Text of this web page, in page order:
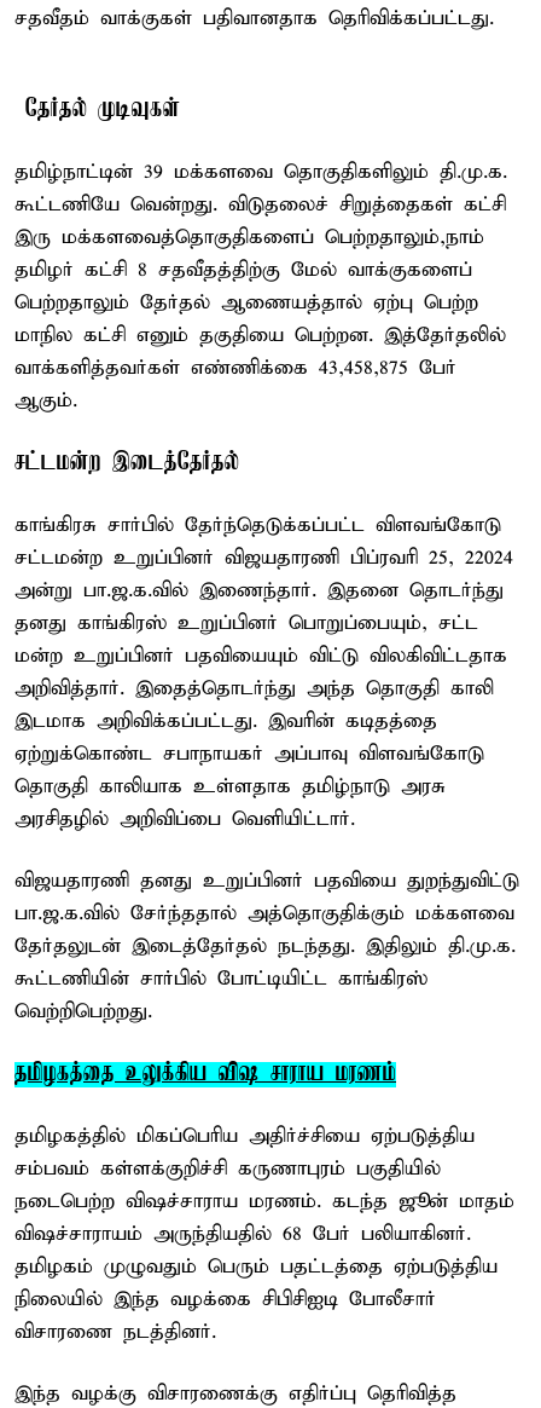
சதவீதம் வாக்குகள் பதிவானதாக தெரிவிக்கப்பட்டது.
தேர்தல் முடிவுகள்
தமிழ்நாட்டின் 39 மக்களவை தொகுதிகளிலும் தி.மு.க.
கூட்டணியே வென்றது. விடுதலைச் சிறுத்தைகள் கட்சி
இரு மக்களவைத்தொகுதிகளைப் பெற்றதாலும்,நாம்
தமிழர் கட்சி 8 சதவீதத்திற்கு மேல் வாக்குகளைப்
பெற்றதாலும் தேர்தல் ஆணையத்தால் ஏற்பு பெற்ற
மாநில கட்சி எனும் தகுதியை பெற்றன. இத்தேர்தலில்
வாக்களித்தவர்கள் எண்ணிக்கை 43,458,875 பேர்
ஆகும்.
சட்டமன்ற இடைத்தேர்தல்
காங்கிரசு சார்பில் தேர்ந்தெடுக்கப்பட்ட விளவங்கோடு
சட்டமன்ற உறுப்பினர் விஜயதாரணி பிப்ரவரி 25, 22024
அன்று பா.ஜ.க.வில் இணைந்தார். இதனை தொடர்ந்து
தனது காங்கிரஸ் உறுப்பினர் பொறுப்பையும், சட்ட
மன்ற உறுப்பினர் பதவியையும் விட்டு விலகிவிட்டதாக
அறிவித்தார். இதைத்தொடர்ந்து அந்த தொகுதி காலி
இடமாக அறிவிக்கப்பட்டது. இவரின் கடிதத்தை
ஏற்றுக்கொண்ட சபாநாயகர் அப்பாவு விளவங்கோடு
தொகுதி காலியாக உள்ளதாக தமிழ்நாடு அரசு
அரசிதழில் அறிவிப்பை வெளியிட்டார்.
விஜயதாரணி தனது உறுப்பினர் பதவியை துறந்துவிட்டு
பா.ஜ.க.வில் சேர்ந்ததால் அத்தொகுதிக்கும் மக்களவை
தேர்தலுடன் இடைத்தேர்தல் நடந்தது. இதிலும் தி.மு.க.
கூட்டணியின் சார்பில் போட்டியிட்ட காங்கிரஸ்
வெற்றிபெற்றது.
தமிழகத்தை உலுக்கிய விஷ சாராய மரணம்
தமிழகத்தில் மிகப்பெரிய அதிர்ச்சியை ஏற்படுத்திய
சம்பவம் கள்ளக்குறிச்சி கருணாபுரம் பகுதியில்
நடைபெற்ற விஷச்சாராய மரணம். கடந்த ஜூன் மாதம்
விஷச்சாராயம் அருந்தியதில் 68 பேர் பலியாகினர்.
தமிழகம் முழுவதும் பெரும் பதட்டத்தை ஏற்படுத்திய
நிலையில் இந்த வழக்கை சிபிசிஐடி போலீசார்
விசாரணை நடத்தினர்.
இந்த வழக்கு விசாரணைக்கு எதிர்ப்பு தெரிவித்த